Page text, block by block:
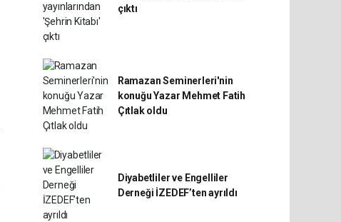
çıktı
Ramazan Seminerleri'nin
konuğu Yazar Mehmet Fatih
Çıtlak oldu
Diyabetliler ve Engelliler
Derneği İZEDEF’ten ayrıldı